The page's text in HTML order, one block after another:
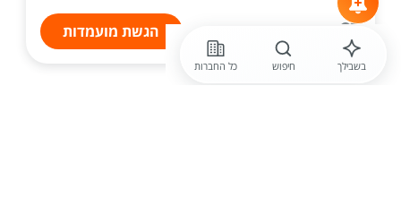
הגשת מועמדות
בשבילך חיפוש כל החברות